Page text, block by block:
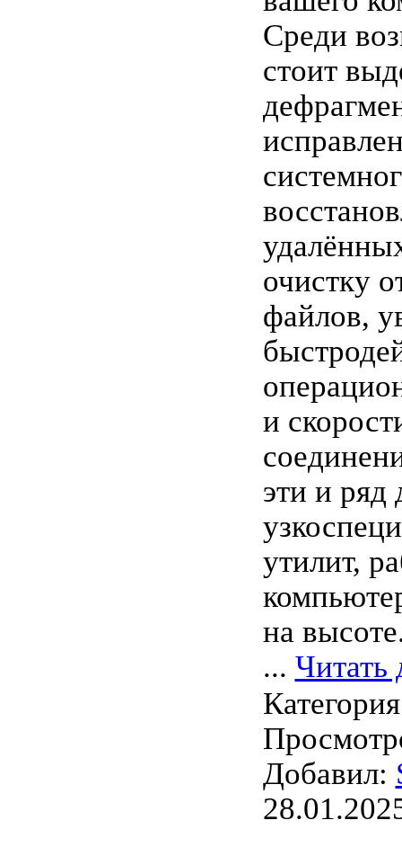
Среди
стоит
очистку
файлов,
и
эти и ряд
утилит,
на
... Читать
Добавил: